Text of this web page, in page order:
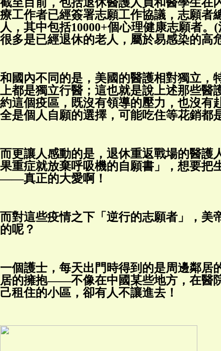
療工作者已經簽署志願工作協議，志願者
人，其中包括10000+個心理健康志願者。
很多是已經退休的老人，屬於易感染的高
和國內不同的是，美國的醫護相對獨立，
上都是獨立行醫；這也就是說上述那些醫
約這個疫區，既沒有領導的壓力，也沒有
全是個人自願的選擇，可能吃住等花銷都
而更讓人感動的是，退休重返戰場的醫護
果重症就放棄呼吸機的自願書」，想要把
——真正的大愛啊！
而對這些疫情之下「逆行的志願者」，美
的呢？
一個護士，每天出門時得到的是周邊鄰居
居的擁抱——不像在中國某些地方，在醫
己租住的小區，卻有人不讓進去！